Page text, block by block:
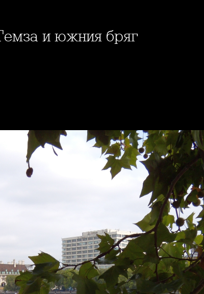
и южния бряг